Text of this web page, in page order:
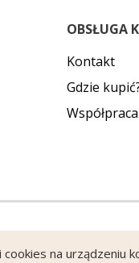
OBSŁUGA
Kontakt
Gdzie
Współpraca
na urządzeniu